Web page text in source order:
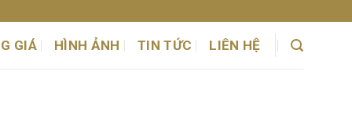
GIÁ HÌNH ẢNH TIN TỨC LIÊN HỆ